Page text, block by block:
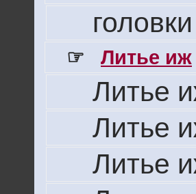
☞ Литье иж
Литье
Литье
Литье